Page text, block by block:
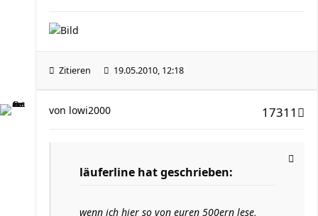
Zitieren 19.05.2010, 12:18
17311
von lowi2000
läuferline hat geschrieben:
wenn ich hier so von euren 500ern lese,